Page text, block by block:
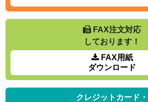
FAX注文対応
しております！
FAX用紙
ダウンロード
クレジットカード・